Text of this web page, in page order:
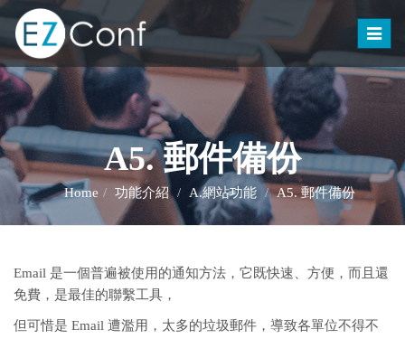
Toggle
A5. 郵件備份
Home 功能介紹 A.網站功能 A5. 郵件備份
Email 是一個普遍被使用的通知方法，它既快速、方便，而且還
免費，是最佳的聯繫工具，
但可惜是 Email 遭濫用，太多的垃圾郵件，導致各單位不得不